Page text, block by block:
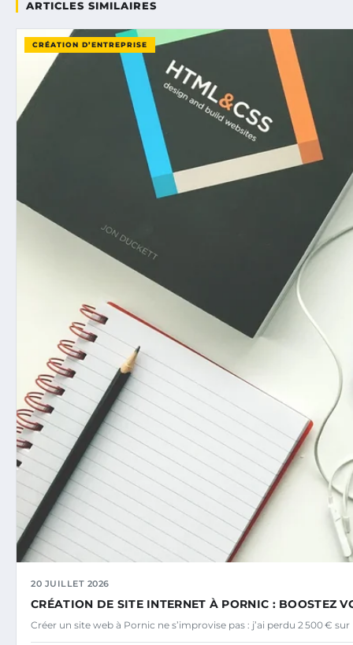
ARTICLES SIMILAIRES
CRÉATION D’ENTREPRISE
20 JUILLET 2026
CRÉATION DE SITE INTERNET À PORNIC : BOOSTEZ
Créer un site web à Pornic ne s’improvise pas : j’ai perdu 2 500 €